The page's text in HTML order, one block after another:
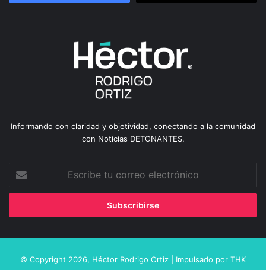
Informando con claridad y objetividad, conectando a la comunidad
con Noticias DETONANTES.
correo
© Copyright 2026, Héctor Rodrigo Ortiz | Impulsado por THK